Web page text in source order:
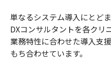
単なるシステム導入にとど
DXコンサルタントを各クリ
業務特性に合わせた導入支
もち合わせています。